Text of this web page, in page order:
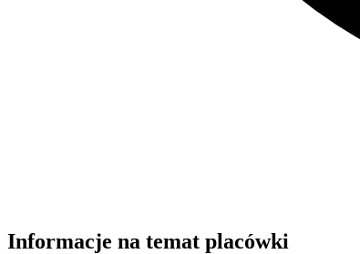
Informacje na temat placówki